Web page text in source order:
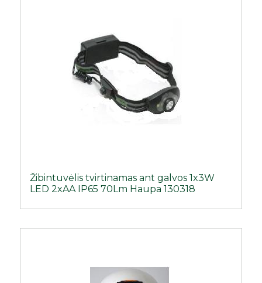
Žibintuvėlis tvirtinamas ant galvos 1x3W
LED 2xAA IP65 70Lm Haupa 130318